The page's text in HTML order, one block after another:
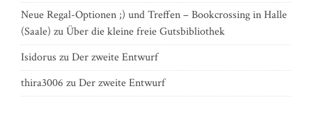
Neue Regal-Optionen ;) und Treffen – Bookcrossing in Halle
(Saale) zuÜber die kleine freie Gutsbibliothek
Isidorus zuDer zweite Entwurf
thira3006 zuDer zweite Entwurf